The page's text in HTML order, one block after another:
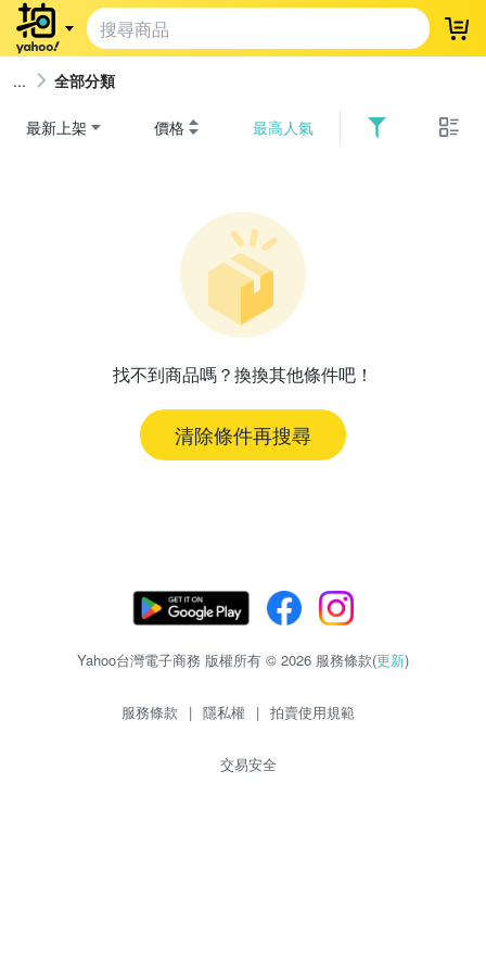
登
全部分類
最新上架 價格 最高人氣
找不到商品嗎？換換其他條件吧！
清除條件再搜尋
Yahoo台灣電子商務 版權所有 © 2026 服務條款(更新)
服務條款 | 隱私權 | 拍賣使用規範
交易安全